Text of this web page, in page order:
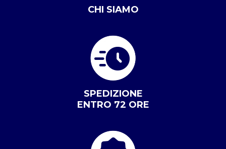
CHI SIAMO
SPEDIZIONE
ENTRO 72 ORE